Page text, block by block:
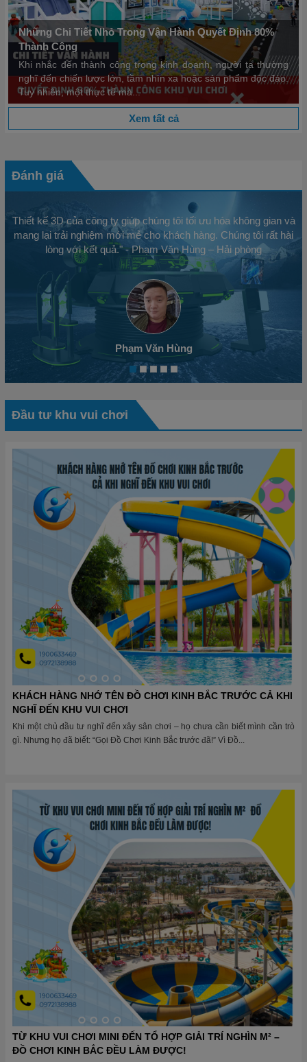
Những Chi Tiết Nhỏ Trong Vận Hành Quyết Định 80%
Thành Công
Khi nhắc đến thành công trong kinh doanh, người ta thường
nghĩ đến chiến lược lớn, tầm nhìn xa hoặc sản phẩm độc đáo.
Tuy nhiên, một thực tế mà...
Xem tất cả
Đánh giá
Thiết kế 3D của công ty giúp chúng tôi tối ưu hóa không gian và
mang lại trải nghiệm mới mẻ cho khách hàng. Chúng tôi rất hài
lòng với kết quả." - Phạm Văn Hùng – Hải phòng
Phạm Văn Hùng
Đầu tư khu vui chơi
KHÁCH HÀNG NHỚ TÊN ĐỒ CHƠI KINH BẮC TRƯỚC CẢ KHI
NGHĨ ĐẾN KHU VUI CHƠI
Khi một chủ đầu tư nghĩ đến xây sân chơi – họ chưa cần biết mình cần trò
gì. Nhưng họ đã biết: “Gọi Đồ Chơi Kinh Bắc trước đã!” Vì Đồ...
TỪ KHU VUI CHƠI MINI ĐẾN TỔ HỢP GIẢI TRÍ NGHÌN M² –
ĐỒ CHƠI KINH BẮC ĐỀU LÀM ĐƯỢC!